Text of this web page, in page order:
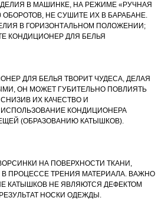
В МАШИНКЕ, НА РЕЖИМЕ «РУЧНАЯ
НЕ СУШИТЕ ИХ В БАРАБАНЕ.
В ГОРИЗОНТАЛЬНОМ ПОЛОЖЕНИИ;
КОНДИЦИОНЕР ДЛЯ БЕЛЬЯ
ДЛЯ БЕЛЬЯ ТВОРИТ ЧУДЕСА, ДЕЛАЯ
ОН МОЖЕТ ГУБИТЕЛЬНО ПОВЛИЯТЬ
ИХ КАЧЕСТВО И
КОНДИЦИОНЕРА
(ОБРАЗОВАНИЮ КАТЫШКОВ).
НА ПОВЕРХНОСТИ ТКАНИ,
ПРОЦЕССЕ ТРЕНИЯ МАТЕРИАЛА. ВАЖНО
КАТЫШКОВ НЕ ЯВЛЯЮТСЯ ДЕФЕКТОМ
НОСКИ ОДЕЖДЫ.